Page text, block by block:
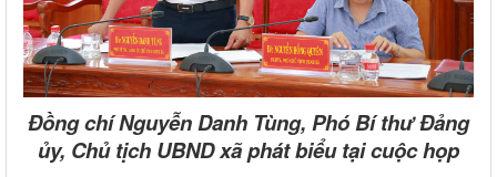
Đồng chí Nguyễn Danh Tùng, Phó Bí thư Đảng
ủy, Chủ tịch UBND xã phát biểu tại cuộc họp